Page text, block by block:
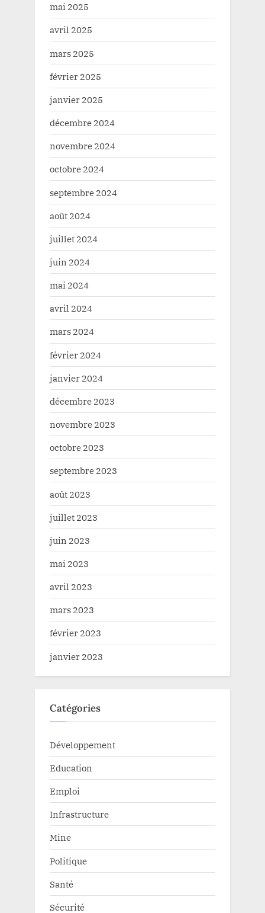
mai 2025
avril 2025
mars 2025
février 2025
janvier 2025
décembre 2024
novembre 2024
octobre 2024
septembre 2024
août 2024
juillet 2024
juin 2024
mai 2024
avril 2024
mars 2024
février 2024
janvier 2024
décembre 2023
novembre 2023
octobre 2023
septembre 2023
août 2023
juillet 2023
juin 2023
mai 2023
avril 2023
mars 2023
février 2023
janvier 2023
Catégories
Développement
Education
Emploi
Infrastructure
Mine
Politique
Santé
Sécurité